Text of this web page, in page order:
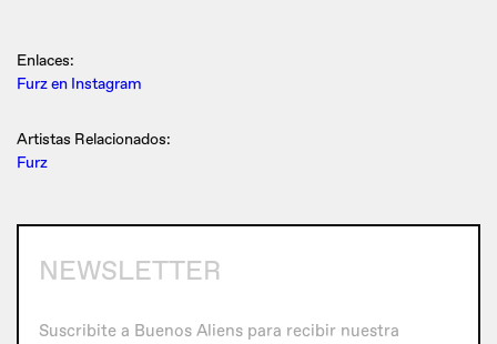
Enlaces:
Furz en Instagram
Artistas Relacionados:
Furz
NEWSLETTER
Suscribite a Buenos Aliens para recibir nuestra